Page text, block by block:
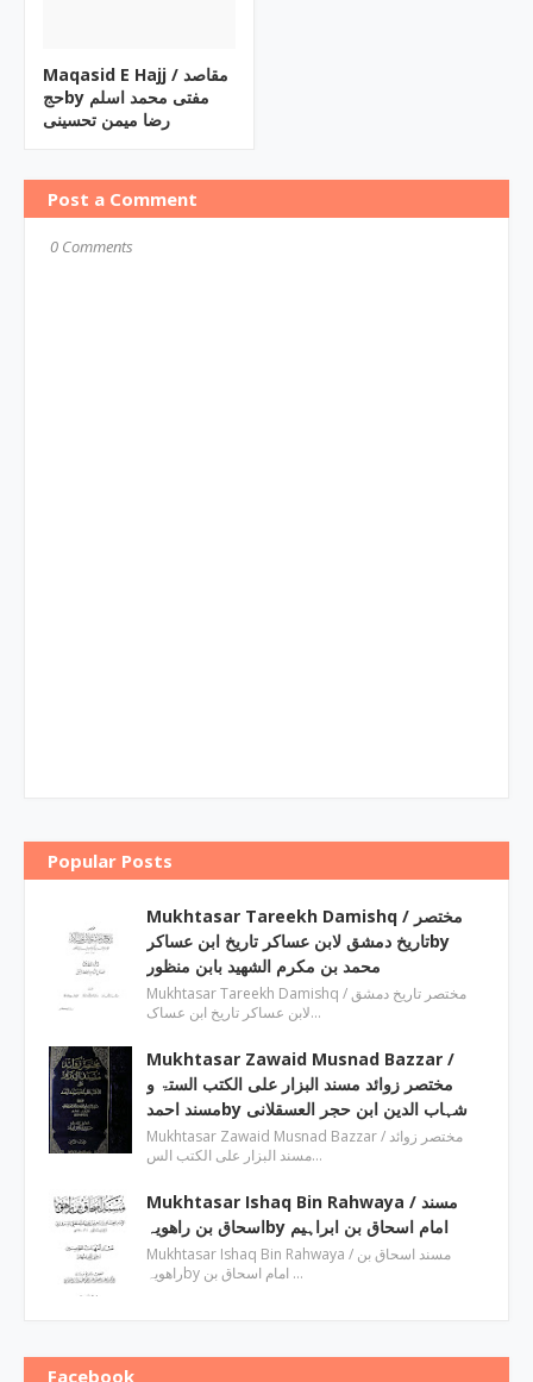
Maqasid E Hajj / مقاصد
حجby مفتی محمد اسلم
رضا میمن تحسینی
Post a Comment
0 Comments
Popular Posts
Mukhtasar Tareekh Damishq ‎/ مختصر
تاریخ دمشق لابن عساکر تاریخ ابن عساکرby
‎محمد بن مکرم الشھید بابن منظور
Mukhtasar Tareekh Damishq ‎/ مختصر تاریخ دمشق
لابن عساکر تاریخ ابن عساک…
Mukhtasar Zawaid Musnad Bazzar ‎/
مختصر زوائد مسند البزار علی الکتب الستۃ و
مسند احمدby ‎شہاب الدین ابن حجر العسقلانی
Mukhtasar Zawaid Musnad Bazzar ‎/ مختصر زوائد
مسند البزار علی الکتب الس…
Mukhtasar Ishaq Bin Rahwaya ‎/ مسند
اسحاق بن راھویہby ‎امام اسحاق بن ابراہیم
Mukhtasar Ishaq Bin Rahwaya ‎/ مسند اسحاق بن
راھویہby ‎امام اسحاق بن …
Facebook